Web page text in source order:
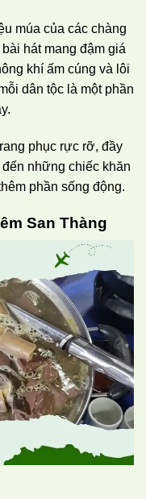
múa của các chàng
hát mang đậm giá
khí ấm cúng và lôi
dân tộc là một phần
phục rực rỡ, đầy
những chiếc khăn
phần sống động.
San Thàng